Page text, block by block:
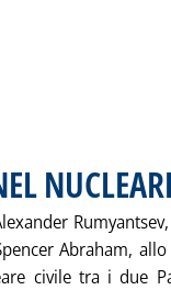
Abraham,
civile tra i due